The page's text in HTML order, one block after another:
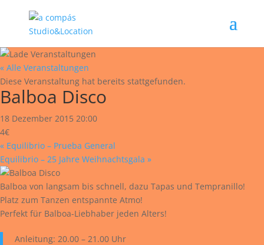
« Alle Veranstaltungen
Diese Veranstaltung hat bereits stattgefunden.
Balboa Disco
18 Dezember 2015 20:00
4€
« Equilibrio – Prueba General
Equilibrio – 25 Jahre Weihnachtsgala »
Balboa von langsam bis schnell, dazu Tapas und Tempranillo!
Platz zum Tanzen entspannte Atmo!
Perfekt für Balboa-Liebhaber jeden Alters!
Anleitung: 20.00 – 21.00 Uhr